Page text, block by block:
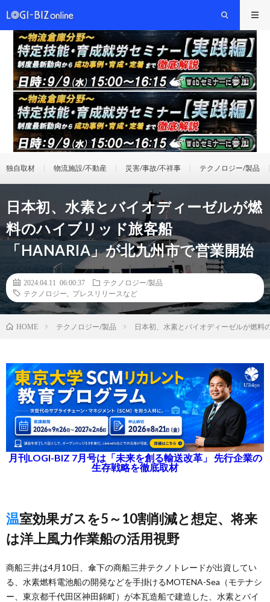
独自取材 物流施設/不動産 災害/事故/不祥事 テクノロジー/製品
日本初、水素とバイオディーゼルが燃
料のハイブリッド旅客船
「HANARIA」が北九州市で営業開始
2024.04.11 06:00:37
テクノロジー/製品
テクノロジー
プレスリリースなど
HOME テクノロジー/製品 日本初、水素とバイオディーゼルが燃料
月刊LOGI-BIZ 7月号は「未来を創る輸送改革」 先行企業の
生存戦略を徹底取材
温室効果ガスを5～10割削減と想定、将来
は洋上風力作業船の活用視野
商船三井は4月10日、傘下の商船三井テクノトレードが出資してい
る、水素燃料電池船の開発などを手掛けるMOTENA-Sea（モテナシ
ー、東京都千代田区神田錦町）が本瓦造船で建造した、水素とバイ